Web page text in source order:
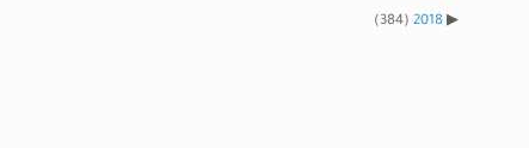
2018
(384)